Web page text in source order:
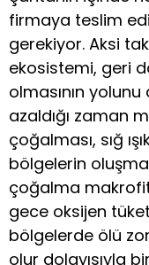
firmaya teslim
gerekiyor. Aksi
ekosistemi, geri
olmasının
azaldığı zaman
çoğalması, sığ
bölgelerin
çoğalma
gece oksijen
bölgelerde ölü
olur dolayısıyla